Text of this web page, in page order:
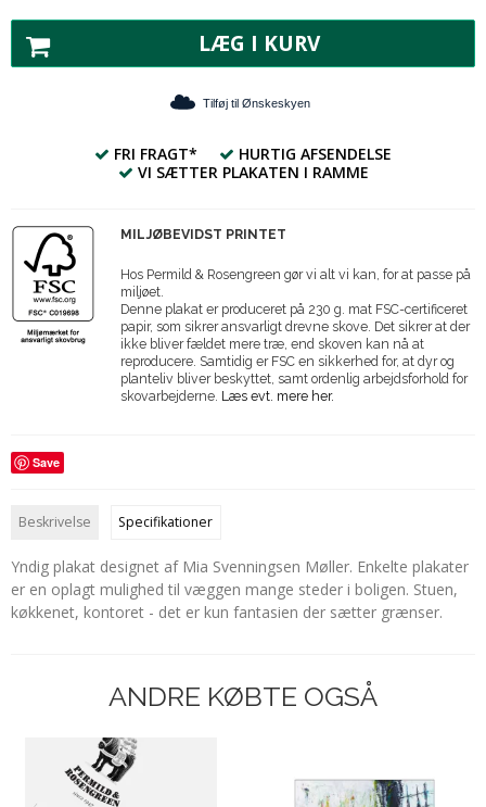
LÆG I KURV
Tilføj til Ønskeskyen
FRI FRAGT*
HURTIG AFSENDELSE
VI SÆTTER PLAKATEN I RAMME
MILJØBEVIDST PRINTET
Hos Permild & Rosengreen gør vi alt vi kan, for at passe på
miljøet.
Denne plakat er produceret på 230 g. mat FSC-certificeret
papir, som sikrer ansvarligt drevne skove. Det sikrer at der
ikke bliver fældet mere træ, end skoven kan nå at
reproducere. Samtidig er FSC en sikkerhed for, at dyr og
planteliv bliver beskyttet, samt ordenlig arbejdsforhold for
skovarbejderne. Læs evt. mere her.
Save
Beskrivelse Specifikationer
Yndig plakat designet af Mia Svenningsen Møller. Enkelte plakater
er en oplagt mulighed til væggen mange steder i boligen. Stuen,
køkkenet, kontoret - det er kun fantasien der sætter grænser.
ANDRE KØBTE OGSÅ